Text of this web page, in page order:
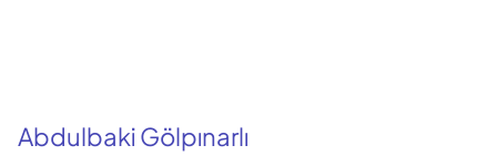
Abdulbaki Gölpınarlı